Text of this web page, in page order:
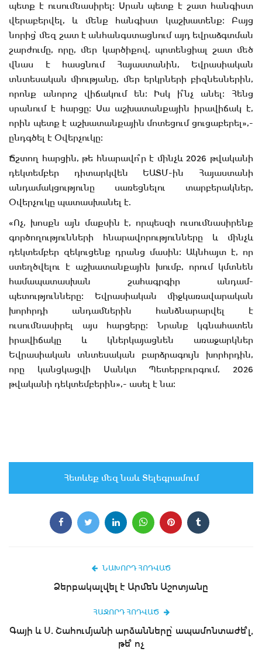
պետք է ուսումնասիրել։ Սրան պետք է շատ հանգիստ
վերաբերվել, և մենք հանգիստ կաշխատենք։ Բայց
նորից՝ մեզ շատ է անհանգստացնում այդ եվրաձգտման
շարժումը, որը, մեր կարծիքով, պոտենցիալ շատ մեծ
վնաս է հասցնում Հայաստանին, Եվրասիական
տնտեսական միությանը, մեր երկրների բիզնեսներին,
որոնք անորոշ վիճակում են։ Իսկ ի՞նչ անել։ Հենց
սրանում է հարցը։ Սա աշխատանքային իրավիճակ է,
որին պետք է աշխատանքային մոտեցում ցուցաբերել»,-
ընդգծել է Օվերչուկը։
Ճշտող հարցին, թե հնարավո՞ր է մինչև 2026 թվականի
դեկտեմբեր դիտարկվեն ԵԱՏՄ-ին Հայաստանի
անդամակցությունը սառեցնելու տարբերակներ,
Օվերչուկը պատասխանել է.
«Ոչ, խոսքն այն մաքսին է, որպեսզի ուսումնասիրենք
գործողությունների հնարավորությունները և մինչև
դեկտեմբեր զեկուցենք դրանց մասին։ Ակնհայտ է, որ
ստեղծվելու է աշխատանքային խումբ, որում կմտնեն
համապատասխան շահագրգիր անդամ-
պետությունները։ Եվրասիական միջկառավարական
խորհրդի անդամներին հանձնարարվել է
ուսումնասիրել այս հարցերը։ Նրանք կգնահատեն
իրավիճակը և կներկայացնեն առաջարկներ
Եվրասիական տնտեսական բարձրագույն խորհրդին,
որը կանցկացվի Սանկտ Պետերբուրգում, 2026
թվականի դեկտեմբերին»,- ասել է նա։
Հետևեք մեզ նաև Տելեգրամում
ՆԱԽՈՐԴ ՀՈԴՎԱԾ
Ձերբակալվել է Արմեն Աշոտյանը
ՀԱՋՈՐԴ ՀՈԴՎԱԾ
Գայի և Ս. Շահումյանի արձանները՝ ապամոնտաժե՞լ,
թե՞ ոչ